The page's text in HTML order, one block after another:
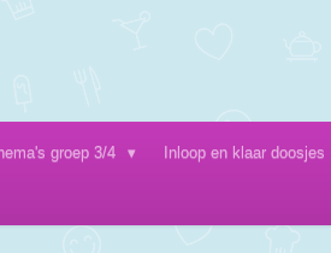
groep 3/4 Inloop en klaar doosjes